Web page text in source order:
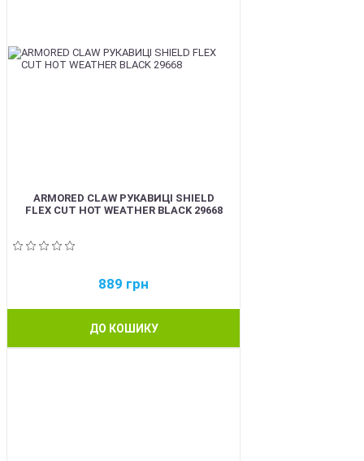
ARMORED CLAW РУКАВИЦІ SHIELD
FLEX CUT HOT WEATHER BLACK 29668
889 грн
ДО КОШИКУ